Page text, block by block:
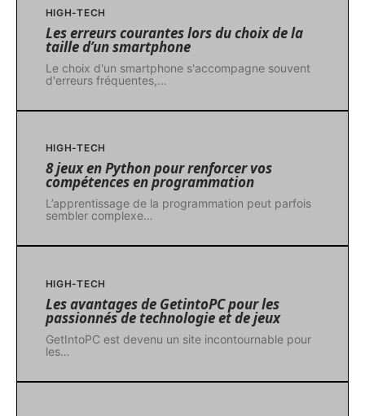
HIGH-TECH
Les erreurs courantes lors du choix de la
taille d’un smartphone
Le choix d'un smartphone s'accompagne souvent
d'erreurs fréquentes,…
HIGH-TECH
8 jeux en Python pour renforcer vos
compétences en programmation
L’apprentissage de la programmation peut parfois
sembler complexe…
HIGH-TECH
Les avantages de GetintoPC pour les
passionnés de technologie et de jeux
GetIntoPC est devenu un site incontournable pour
les…